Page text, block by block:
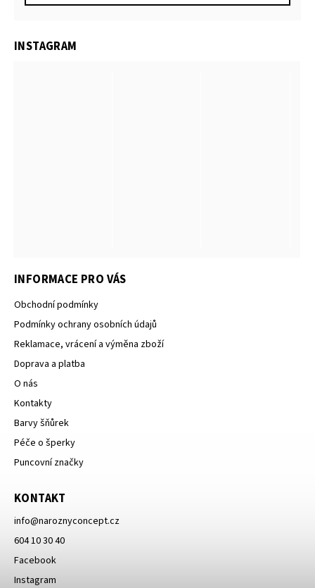
INFORMACE PRO VÁS
Obchodní podmínky
Podmínky ochrany osobních údajů
Reklamace, vrácení a výměna zboží
Doprava a platba
O nás
Kontakty
Barvy šňůrek
Péče o šperky
Puncovní značky
KONTAKT
info@naroznyconcept.cz
604 10 30 40
Facebook
Instagram
INSTAGRAM